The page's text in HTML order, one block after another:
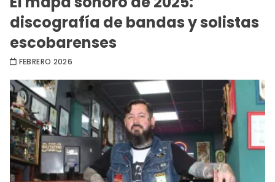
discografía de bandas y solistas
escobarenses
FEBRERO 2026